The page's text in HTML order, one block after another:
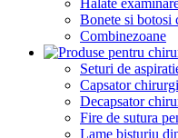
Halate
Bonete si botosi
Combinezoane
Seturi de
Capsator
Decapsator
Fire de sutura
Lame bisturiu